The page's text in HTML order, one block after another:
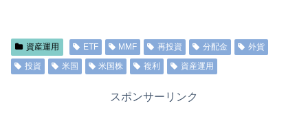
資産運用 ETF MMF 再投資 分配金
外貨
投資
米国 米国株 複利 資産運用
スポンサーリンク